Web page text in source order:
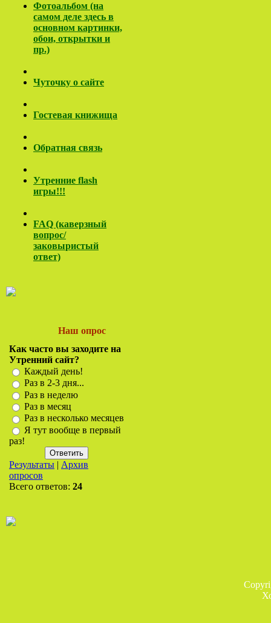
Фотоальбом (на
самом деле здесь в
основном картинки,
обои, открытки и
пр.)
Чуточку о сайте
Гостевая книжища
Обратная связь
Утренние flash
игры!!!
FAQ (каверзный
вопрос/
заковыристый
ответ)
Наш опрос
Как часто вы заходите на
Утренний сайт?
Каждый день!
Раз в 2-3 дня...
Раз в неделю
Раз в месяц
Раз в несколько месяцев
Я тут вообще в первый
раз!
Результаты | Архив
опросов
Всего ответов: 24